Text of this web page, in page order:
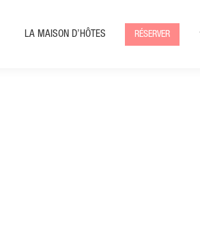
LA MAISON D’HÔTES RÉSERVER